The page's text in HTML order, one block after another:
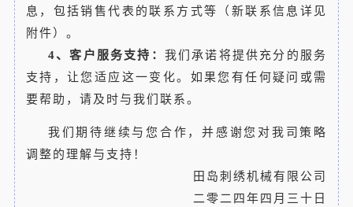
息，包括销售代表的联系方式等（新联系信息详见
附件）。
4、客户服务支持： 我们承诺将提供充分的服务
支持，让您适应这一变化。如果您有任何疑问或需
要帮助，请及时与我们联系。
我们期待继续与您合作，并感谢您对我司策略
调整的理解与支持！
田岛刺绣机械有限公司
二零二四年四月三十日